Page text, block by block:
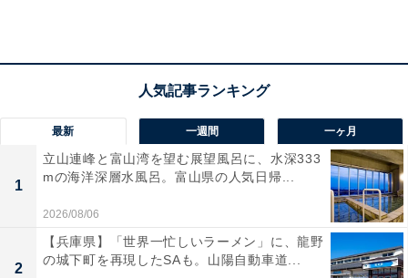
最新 一週間 一ヶ月
1
立山連峰と富山湾を望む展望風呂に、水深333
mの海洋深層水風呂。富山県の人気日帰...
2026/08/06
2
【兵庫県】「世界一忙しいラーメン」に、龍野
の城下町を再現したSAも。山陽自動車道...